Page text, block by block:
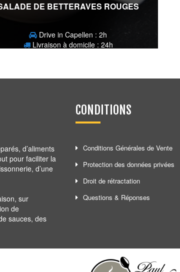
DE BETTERAVES ROUGES
Drive in Capellen : 2h
Livraison à domicile : 24h
d’aliments
pour faciliter la
d’une
sur
de
sauces, des
CONDITIONS
Conditions Générales de Vente
Protection des données privées
Droit de rétractation
Questions & Réponses